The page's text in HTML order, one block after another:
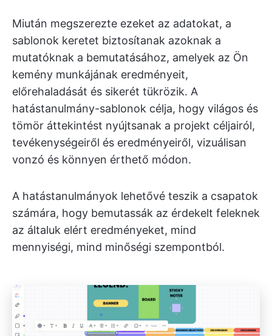
Miután megszerezte ezeket az adatokat, a
sablonok keretet biztosítanak azoknak a
mutatóknak a bemutatásához, amelyek az Ön
kemény munkájának eredményeit,
előrehaladását és sikerét tükrözik. A
hatástanulmány-sablonok célja, hogy világos és
tömör áttekintést nyújtsanak a projekt céljairól,
tevékenységeiről és eredményeiről, vizuálisan
vonzó és könnyen érthető módon.
A hatástanulmányok lehetővé teszik a csapatok
számára, hogy bemutassák az érdekelt feleknek
az általuk elért eredményeket, mind
mennyiségi, mind minőségi szempontból.